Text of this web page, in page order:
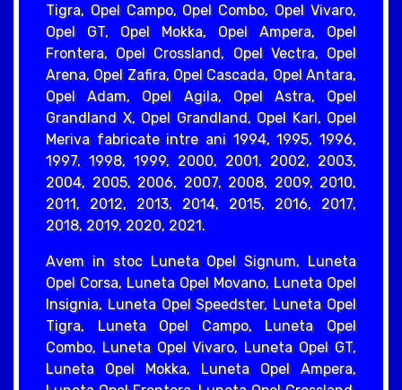
Tigra, Opel Campo, Opel Combo, Opel Vivaro,
Opel GT, Opel Mokka, Opel Ampera, Opel
Frontera, Opel Crossland, Opel Vectra, Opel
Arena, Opel Zafira, Opel Cascada, Opel Antara,
Opel Adam, Opel Agila, Opel Astra, Opel
Grandland X, Opel Grandland, Opel Karl, Opel
Meriva fabricate intre ani 1994, 1995, 1996,
1997, 1998, 1999, 2000, 2001, 2002, 2003,
2004, 2005, 2006, 2007, 2008, 2009, 2010,
2011, 2012, 2013, 2014, 2015, 2016, 2017,
2018, 2019, 2020, 2021.
Avem in stoc Luneta Opel Signum, Luneta
Opel Corsa, Luneta Opel Movano, Luneta Opel
Insignia, Luneta Opel Speedster, Luneta Opel
Tigra, Luneta Opel Campo, Luneta Opel
Combo, Luneta Opel Vivaro, Luneta Opel GT,
Luneta Opel Mokka, Luneta Opel Ampera,